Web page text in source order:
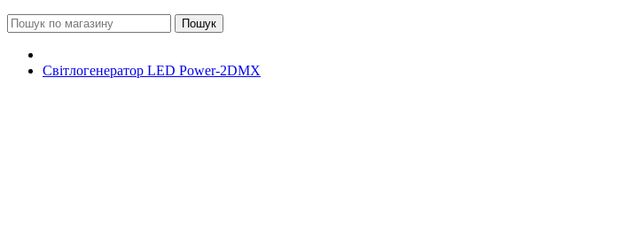
Пошук
Світлогенератор LED Power-2DMX